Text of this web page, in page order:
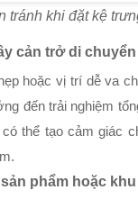
tránh khi đặt kệ
cản trở di chuyển
hoặc vị trí dễ va
đến trải nghiệm
thể tạo cảm giác
phẩm hoặc